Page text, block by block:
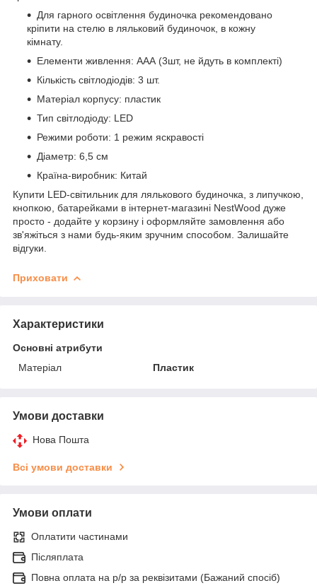
Для гарного освітлення будиночка рекомендовано
кріпити на стелю в ляльковий будиночок, в кожну
кімнату.
Елементи живлення: ААА (3шт, не йдуть в комплекті)
Кількість світлодіодів: 3 шт.
Матеріал корпусу: пластик
Тип світлодіоду: LED
Режими роботи: 1 режим яскравості
Діаметр: 6,5 см
Країна-виробник: Китай
Купити LED-світильник для лялькового будиночка, з липучкою,
кнопкою, батарейками в інтернет-магазині NestWood дуже
просто - додайте у корзину і оформляйте замовлення або
зв'яжіться з нами будь-яким зручним способом. Залишайте
відгуки.
Приховати
Характеристики
Основні атрибути
Матеріал
Пластик
Умови доставки
Нова Пошта
Всі умови доставки
Умови оплати
Оплатити частинами
Післяплата
Повна оплата на р/р за реквізитами (Бажаний спосіб)